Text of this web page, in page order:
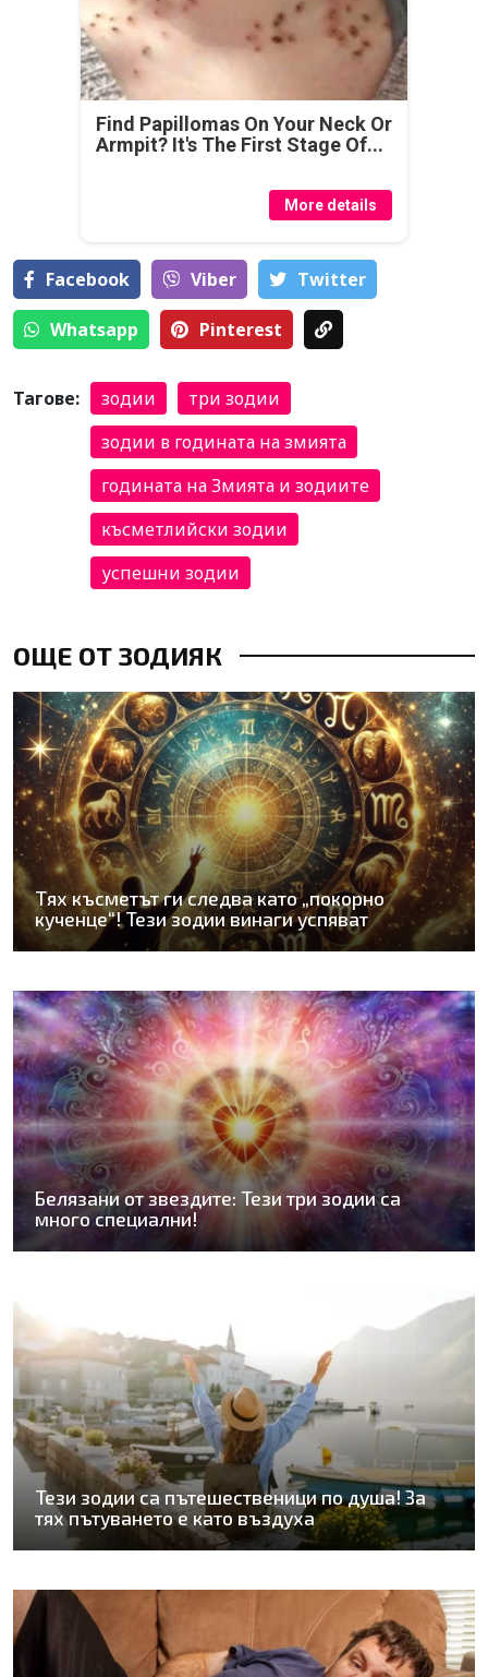
Find Papillomas On Your Neck Or
Armpit? It's The First Stage Of...
More details
Facebook Viber Тwitter
Whatsapp Pinterest
Тагове: зодии
три зодии
зодии в годината на змията
годината на Змията и зодиите
късметлийски зодии
успешни зодии
ОЩЕ ОТ ЗОДИЯК
Тях късметът ги следва като „покорно
кученце“! Тези зодии винаги успяват
Белязани от звездите: Тези три зодии са
много специални!
Тези зодии са пътешественици по душа! За
тях пътуването е като въздуха